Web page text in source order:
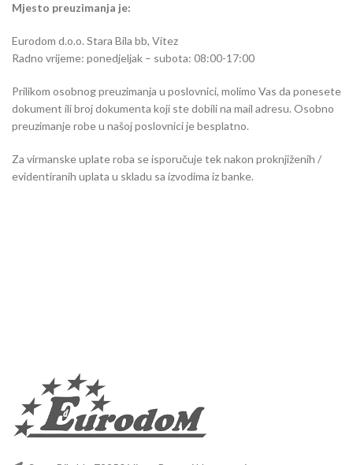
Mjesto preuzimanja je:
Eurodom d.o.o. Stara Bila bb, Vitez
Radno vrijeme: ponedjeljak – subota: 08:00-17:00
Prilikom osobnog preuzimanja u poslovnici, molimo Vas da ponesete
dokument ili broj dokumenta koji ste dobili na mail adresu. Osobno
preuzimanje robe u našoj poslovnici je besplatno.
Za virmanske uplate roba se isporučuje tek nakon proknjiženih /
evidentiranih uplata u skladu sa izvodima iz banke.